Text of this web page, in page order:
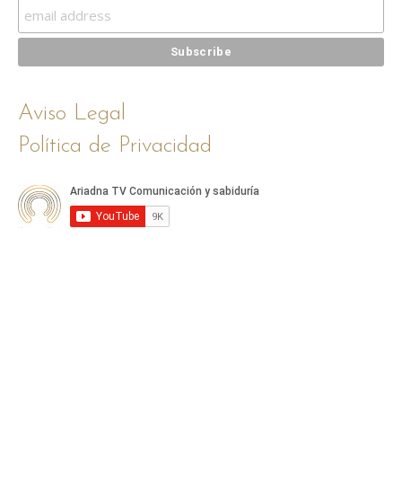
Aviso Legal
Política de Privacidad